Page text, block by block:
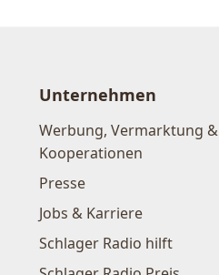
Unternehmen
Werbung, Vermarktung &
Kooperationen
Presse
Jobs & Karriere
Schlager Radio hilft